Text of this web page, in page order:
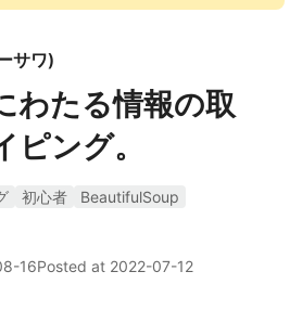
サワ)
わたる情報の取
ング。
初心者
BeautifulSoup
16Posted at 2022-07-12